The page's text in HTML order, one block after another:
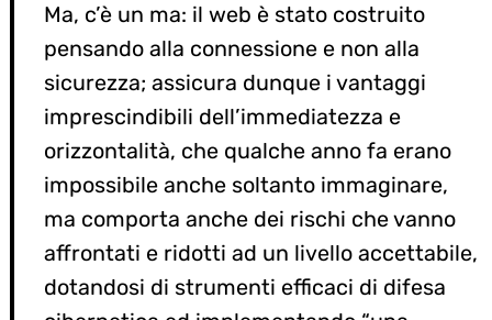
Ma, c’è un ma: il web è stato costruito
pensando alla connessione e non alla
sicurezza; assicura dunque i vantaggi
imprescindibili dell’immediatezza e
orizzontalità, che qualche anno fa erano
impossibile anche soltanto immaginare,
ma comporta anche dei rischi che vanno
affrontati e ridotti ad un livello accettabile,
dotandosi di strumenti efficaci di difesa